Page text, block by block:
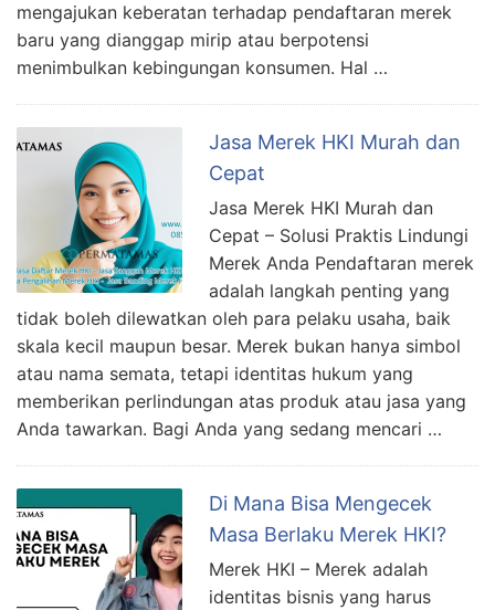
mengajukan keberatan terhadap pendaftaran merek
baru yang dianggap mirip atau berpotensi
menimbulkan kebingungan konsumen. Hal …
Jasa Merek HKI Murah dan
Cepat
Jasa Merek HKI Murah dan
Cepat – Solusi Praktis Lindungi
Merek Anda Pendaftaran merek
adalah langkah penting yang
tidak boleh dilewatkan oleh para pelaku usaha, baik
skala kecil maupun besar. Merek bukan hanya simbol
atau nama semata, tetapi identitas hukum yang
memberikan perlindungan atas produk atau jasa yang
Anda tawarkan. Bagi Anda yang sedang mencari …
Di Mana Bisa Mengecek
Masa Berlaku Merek HKI?
Merek HKI – Merek adalah
identitas bisnis yang harus